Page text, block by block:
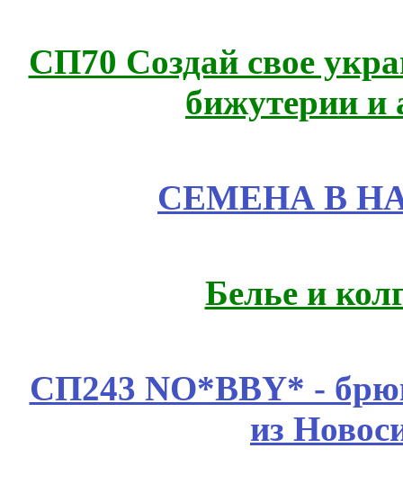
СП70 Создай свое
бижутерии и
СЕМЕНА В
Белье и
СП243 NO*BBY* -
из